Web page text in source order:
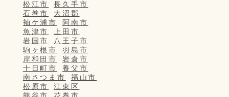
松江市
長久手市
石巻市
大沼郡
袖ケ浦市
阿南市
魚津市
上田市
岩国市
八王子市
駒ヶ根市
羽島市
岸和田市
岩倉市
十日町市
養父市
南さつま市
福山市
松原市
江東区